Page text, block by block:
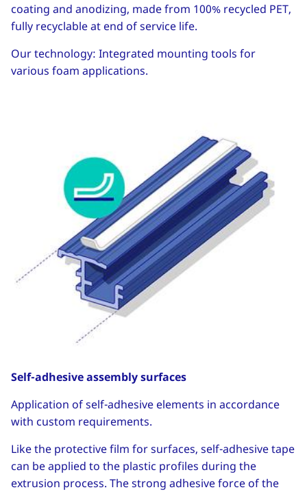
coating and anodizing, made from 100% recycled PET,
fully recyclable at end of service life.
Our technology: Integrated mounting tools for
various foam applications.
Self-adhesive assembly surfaces
Application of self-adhesive elements in accordance
with custom requirements.
Like the protective film for surfaces, self-adhesive tape
can be applied to the plastic profiles during the
extrusion process. The strong adhesive force of the